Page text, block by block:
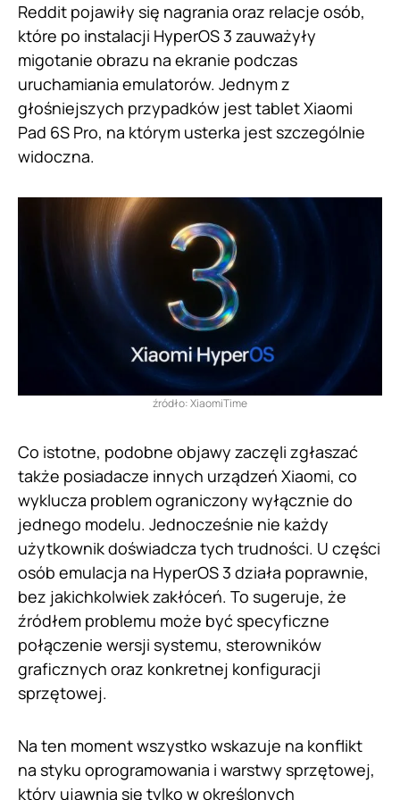
Reddit pojawiły się nagrania oraz relacje osób,
które po instalacji HyperOS 3 zauważyły
migotanie obrazu na ekranie podczas
uruchamiania emulatorów. Jednym z
głośniejszych przypadków jest tablet Xiaomi
Pad 6S Pro, na którym usterka jest szczególnie
widoczna.
źródło: XiaomiTime
Co istotne, podobne objawy zaczęli zgłaszać
także posiadacze innych urządzeń Xiaomi, co
wyklucza problem ograniczony wyłącznie do
jednego modelu. Jednocześnie nie każdy
użytkownik doświadcza tych trudności. U części
osób emulacja na HyperOS 3 działa poprawnie,
bez jakichkolwiek zakłóceń. To sugeruje, że
źródłem problemu może być specyficzne
połączenie wersji systemu, sterowników
graficznych oraz konkretnej konfiguracji
sprzętowej.
Na ten moment wszystko wskazuje na konflikt
na styku oprogramowania i warstwy sprzętowej,
który ujawnia się tylko w określonych